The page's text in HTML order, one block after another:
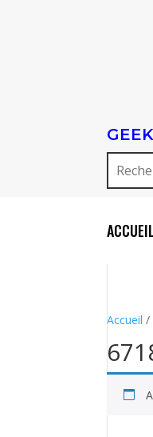
ACCUEIL
Accueil /